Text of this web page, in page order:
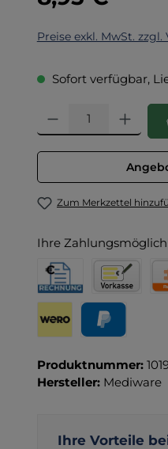
Preise exkl. MwSt. zzgl.
Sofort verfügbar,
Produkt Anzahl: Gib
Zum Merkzettel
Ihre
Rechnung fürVorkasse
Produktnummer:
Hersteller: Mediware
Ihre Vorteile